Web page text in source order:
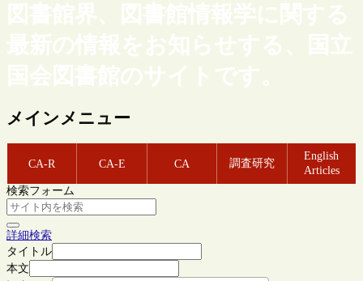
図書館界、図書館情報学に関する
最新の情報をお知らせする、国立
国会図書館のサイトです。
メインメニュー
CA-R CA-E CA 調査研究
English
Articles
検索フォーム
詳細検索
タイトル
本文